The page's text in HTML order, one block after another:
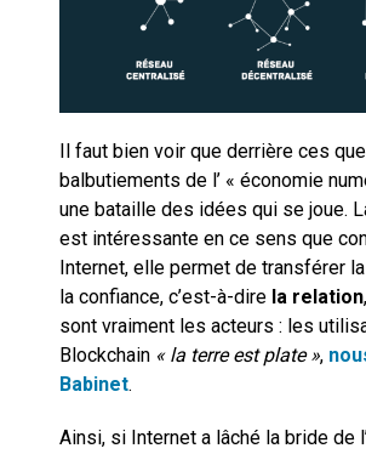
Il faut bien voir que derrière ces
balbutiements de l’ « économie
une bataille des idées qui se joue.
est intéressante en ce sens que
Internet, elle permet de transférer
la confiance, c’est-à-dire la relation,
sont vraiment les acteurs : les
Blockchain « la terre est plate »,
Babinet.
Ainsi, si Internet a lâché la bride de